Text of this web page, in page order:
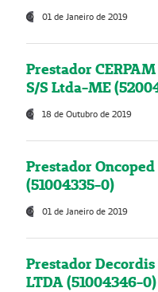
01 de Janeiro de 2019
Prestador
S/S Ltda-ME
18 de Outubro de 2019
Prestador
(51004335-0)
01 de Janeiro de 2019
Prestador
LTDA (51004346-0)